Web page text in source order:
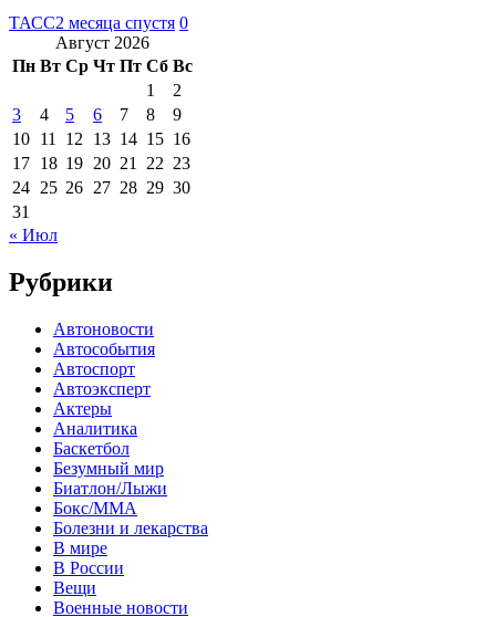
ТАСС2 месяца спустя 0
Август 2026
Пн Вт Ср Чт Пт Сб Вс
1
2
3
4 5 6 7 8
9
10 11 12 13 14 15 16
17 18 19 20 21 22 23
24 25 26 27 28 29 30
31
« Июл
Рубрики
Автоновости
Автособытия
Автоспорт
Автоэксперт
Актеры
Аналитика
Баскетбол
Безумный мир
Биатлон/Лыжи
Бокс/MMA
Болезни и лекарства
В мире
В России
Вещи
Военные новости